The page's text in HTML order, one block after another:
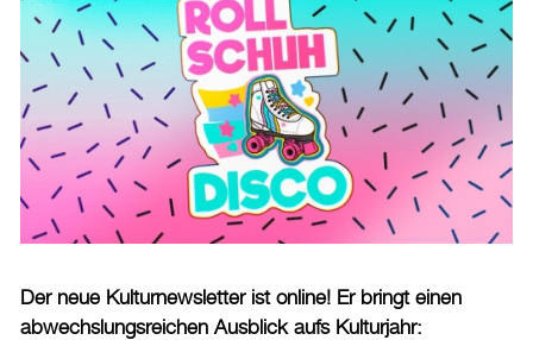
Aktuelles
Aktuelles
Amtliche Publikationen
Medienmitteilungen
Baupublikationen
Home
Der neue Kulturnewsletter ist online! Er bringt einen
abwechslungsreichen Ausblick aufs Kulturjahr: